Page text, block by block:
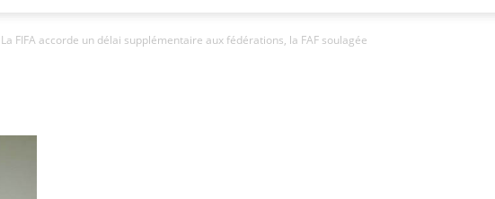
FIFA accorde un délai supplémentaire aux fédérations, la FAF soulagée